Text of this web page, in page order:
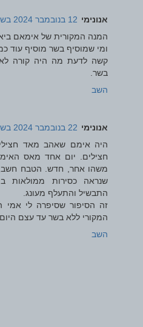
אנונימי 12 בנובמבר 2024 בשעה 2:19
המנה המקורית של אימאם
ומי שמוסיף בשר מוסיף עוד
קשה לדעת מה היה קורה
בשר.
השב
אנונימי 22 בנובמבר 2024 בשעה 7:39
היה אימם שאהב מאד
חצילים. יום אחד מאס
משהו אחר, חדש. הטבח חשב,
שנראה כסירות ממולאות
התבשיל והתעלף מעונג.
זה הסיפור שסיפרה לי אמי
המקורי ללא בשר עד עצם
השב